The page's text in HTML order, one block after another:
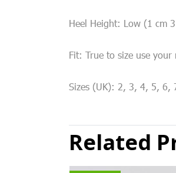
Heel Height: Low (1 cm
Fit: True to size use your
Sizes (UK): 2, 3, 4, 5, 6,
Related